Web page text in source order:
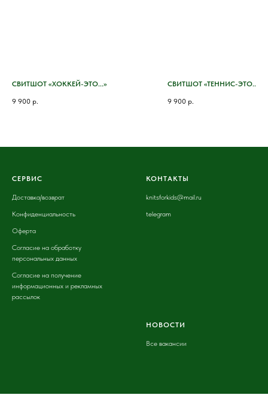
СВИТШОТ «ХОККЕЙ-ЭТО...»
9 900 р.
СВИТШОТ «ТЕННИС-ЭТО...»
9 900 р.
СЕРВИС
Доставка/возврат
Конфиденциальность
Оферта
Согласие на обработку
персональных данных
Согласие на получение
информационных и рекламных
рассылок
КОНТАКТЫ
knitsforkids@mail.ru
telegram
НОВОСТИ
Все вакансии